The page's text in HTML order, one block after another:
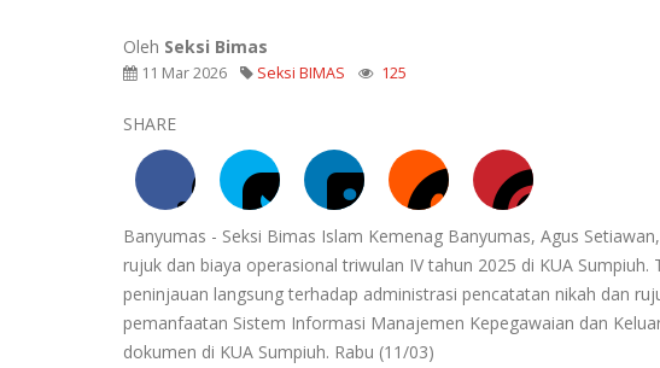
Oleh Seksi Bimas
11 Mar 2026 Seksi BIMAS 125
SHARE
Banyumas - Seksi Bimas Islam Kemenag Banyumas, Agus
rujuk dan biaya operasional triwulan IV tahun 2025 di KUA
peninjauan langsung terhadap administrasi pencatatan nikah dan
pemanfaatan Sistem Informasi Manajemen Kepegawaian dan
dokumen di KUA Sumpiuh. Rabu (11/03)